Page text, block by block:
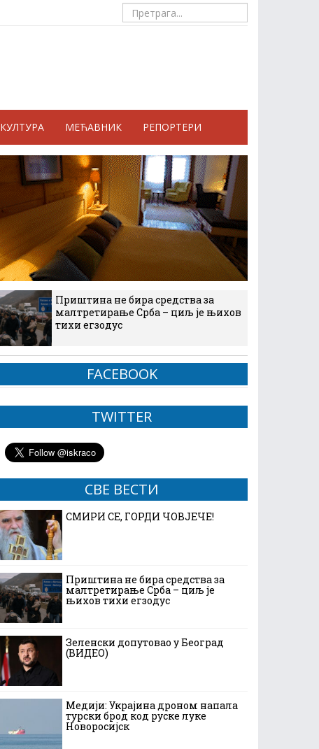
КУЛТУРА МЕЋАВНИК РЕПОРТЕРИ
Приштина не бира средства за
малтретирање Срба – циљ је њихов
тихи егзодус
FACEBOOK
TWITTER
СВЕ ВЕСТИ
СМИРИ СЕ, ГОРДИ ЧОВЈЕЧЕ!
Приштина не бира средства за
малтретирање Срба – циљ је
њихов тихи егзодус
Зеленски допутовао у Београд
(ВИДЕО)
Медији: Украјина дроном напала
турски брод код руске луке
Новоросијск